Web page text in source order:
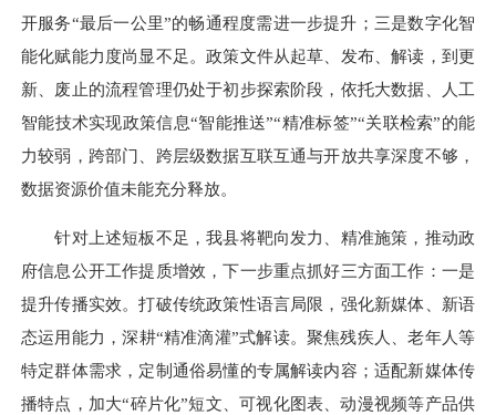
开服务“最后一公里”的畅通程度需进一步提升；三是数字化智
能化赋能力度尚显不足。政策文件从起草、发布、解读，到更
新、废止的流程管理仍处于初步探索阶段，依托大数据、人工
智能技术实现政策信息“智能推送”“精准标签”“关联检索”的能
力较弱，跨部门、跨层级数据互联互通与开放共享深度不够，
数据资源价值未能充分释放。
针对上述短板不足，我县将靶向发力、精准施策，推动政
府信息公开工作提质增效，下一步重点抓好三方面工作：一是
提升传播实效。打破传统政策性语言局限，强化新媒体、新语
态运用能力，深耕“精准滴灌”式解读。聚焦残疾人、老年人等
特定群体需求，定制通俗易懂的专属解读内容；适配新媒体传
播特点，加大“碎片化”短文、可视化图表、动漫视频等产品供